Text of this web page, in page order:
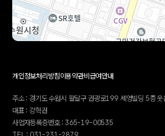
주소
경기 수원시 팔달구 권광로 199
전화
031-231-2879
개인정보처리방침이용약관비급여안내
주소 : 경기도 수원시 팔달구 권광로199 세영빌딩 5층 웃
대표 : 강혁권
사업자등록증번호 : 365-19-00535